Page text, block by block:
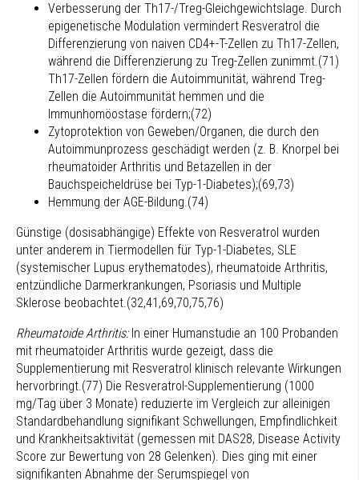
Verbesserung der Th17-/Treg-Gleichgewichtslage. Durch
epigenetische Modulation vermindert Resveratrol die
Differenzierung von naiven CD4+-T-Zellen zu Th17-Zellen,
während die Differenzierung zu Treg-Zellen zunimmt.(71)
Th17-Zellen fördern die Autoimmunität, während Treg-
Zellen die Autoimmunität hemmen und die
Immunhomöostase fördern;(72)
Zytoprotektion von Geweben/Organen, die durch den
Autoimmunprozess geschädigt werden (z. B. Knorpel bei
rheumatoider Arthritis und Betazellen in der
Bauchspeicheldrüse bei Typ-1-Diabetes);(69,73)
Hemmung der AGE-Bildung.(74)
Günstige (dosisabhängige) Effekte von Resveratrol wurden
unter anderem in Tiermodellen für Typ-1-Diabetes, SLE
(systemischer Lupus erythematodes), rheumatoide Arthritis,
entzündliche Darmerkrankungen, Psoriasis und Multiple
Sklerose beobachtet.(32,41,69,70,75,76)
Rheumatoide Arthritis:In einer Humanstudie an 100 Probanden
mit rheumatoider Arthritis wurde gezeigt, dass die
Supplementierung mit Resveratrol klinisch relevante Wirkungen
hervorbringt.(77) Die Resveratrol-Supplementierung (1000
mg/Tag über 3 Monate) reduzierte im Vergleich zur alleinigen
Standardbehandlung signifikant Schwellungen, Empfindlichkeit
und Krankheitsaktivität (gemessen mit DAS28, Disease Activity
Score zur Bewertung von 28 Gelenken). Dies ging mit einer
signifikanten Abnahme der Serumspiegel von